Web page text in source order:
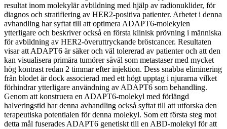
resultat inom molekylär avbildning med hjälp av radionuklider, för
diagnos och stratifiering av HER2-positiva patienter. Arbetet i denna
avhandling har syftat till att optimera ADAPT6-molekylen
ytterligare och beskriver också en första klinisk prövning i människa
för avbildning av HER2-överuttryckande bröstcancer. Resultaten
visar att ADAPT6 är säker och väl tolererad av patienter och att den
kan visualisera primära tumörer såväl som metastaser med mycket
hög kontrast redan 2 timmar efter injektion. Dess snabba eliminering
från blodet är dock associerad med ett högt upptag i njurarna vilket
förhindrar ytterligare användning av ADAPT6 som behandling.
Genom att konstruera en ADAPT6-molekyl med förlängd
halveringstid har denna avhandling också syftat till att utforska den
terapeutiska potentialen för denna molekyl. Som ett första steg mot
detta mål fuserades ADAPT6 genetiskt till en ABD-molekyl för att